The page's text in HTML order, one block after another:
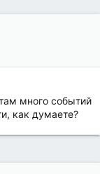
много событий
как думаете?